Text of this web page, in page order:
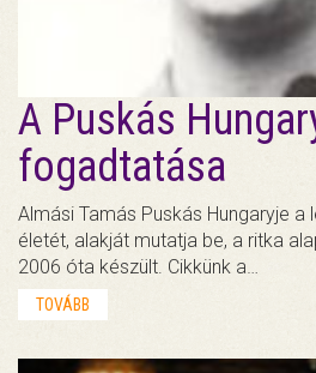
A Puskás
fogadtatása
Almási Tamás Puskás Hungaryje
életét, alakját mutatja be, a ritka
2006 óta készült. Cikkünk a…
TOVÁBB